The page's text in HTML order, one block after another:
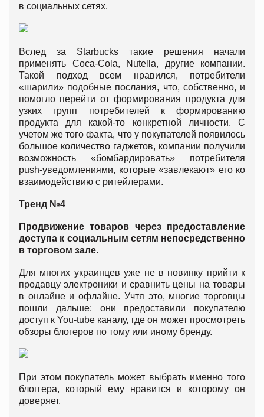
в социальных сетях.
Вслед за Starbucks такие решения начали
применять Coca-Cola, Nutella, другие компании.
Такой подход всем нравился, потребители
«шарили» подобные послания, что, собственно, и
помогло перейти от формирования продукта для
узких групп потребителей к формированию
продукта для какой-то конкретной личности. С
учетом же того факта, что у покупателей появилось
большое количество гаджетов, компании получили
возможность «бомбардировать» потребителя
push-уведомлениями, которые «завлекают» его ко
взаимодействию с ритейлерами.
Тренд №4
Продвижение товаров через предоставление
доступа к социальным сетям непосредственно
в торговом зале.
Для многих украинцев уже не в новинку прийти к
продавцу электроники и сравнить цены на товары
в онлайне и офлайне. Учтя это, многие торговцы
пошли дальше: они предоставили покупателю
доступ к You-tube каналу, где он может просмотреть
обзоры блогеров по тому или иному бренду.
При этом покупатель может выбрать именно того
блоггера, который ему нравится и которому он
доверяет.